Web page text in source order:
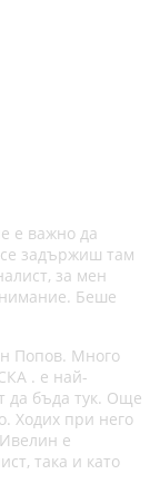
е важно да
задържиш там
за мен
Беше
Попов. Много
. е най-
да бъда тук. Още
Ходих при него
е
така и като